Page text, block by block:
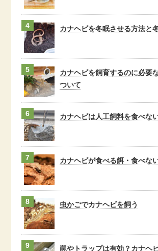
カナヘビを冬眠させる方法と
カナヘビを飼育するのに必要
ついて
カナヘビは人工飼料を食べな
カナヘビが食べる餌・食べな
虫かごでカナヘビを飼う
罠やトラップは有効？カナヘ